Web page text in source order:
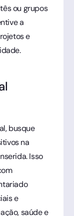
ou grupos
a
e
busque
na
Isso
e
saúde e